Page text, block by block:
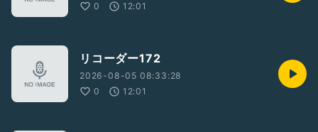
0
12:01
リコーダー172
2026-08-05 08:33:28
0
12:01